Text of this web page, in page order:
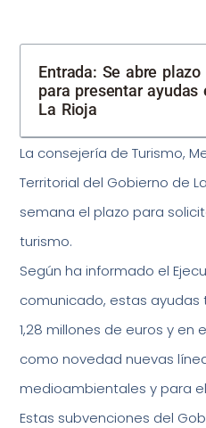
Entrada: Se abre
para presentar
La Rioja
La consejería de Turismo,
Territorial del Gobierno de
semana el plazo para
turismo.
Según ha informado el
comunicado, estas
1,28 millones de euros y en
como novedad nuevas
medioambientales y para
Estas subvenciones del